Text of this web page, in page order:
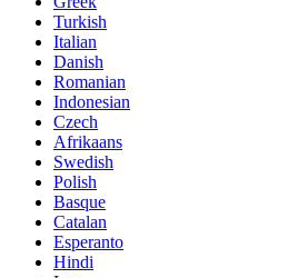
Turkish
Italian
Danish
Romanian
Indonesian
Czech
Afrikaans
Swedish
Polish
Basque
Catalan
Esperanto
Hindi